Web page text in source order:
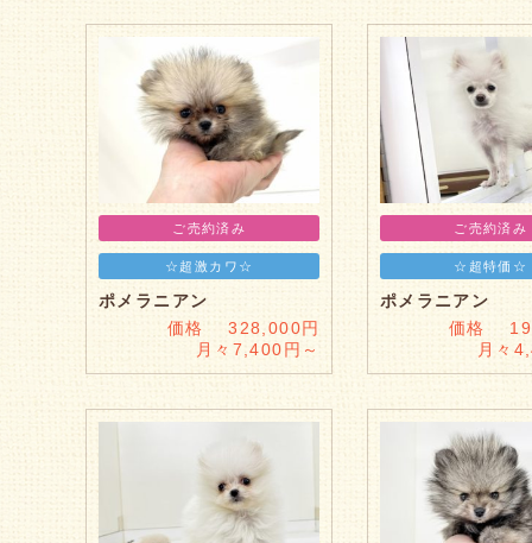
ご売約済み
☆超激カワ☆
ポメラニアン
価格 328,000円
月々7,400円～
ご売約済み
☆超特価☆
ポメラニアン
価格
月々